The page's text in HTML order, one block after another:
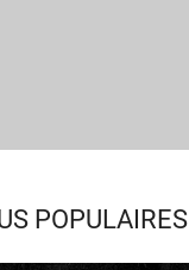
POPULAIRES